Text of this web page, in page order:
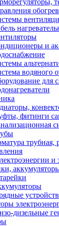
и
водяного
для
фитинги
трубная,
дизельные